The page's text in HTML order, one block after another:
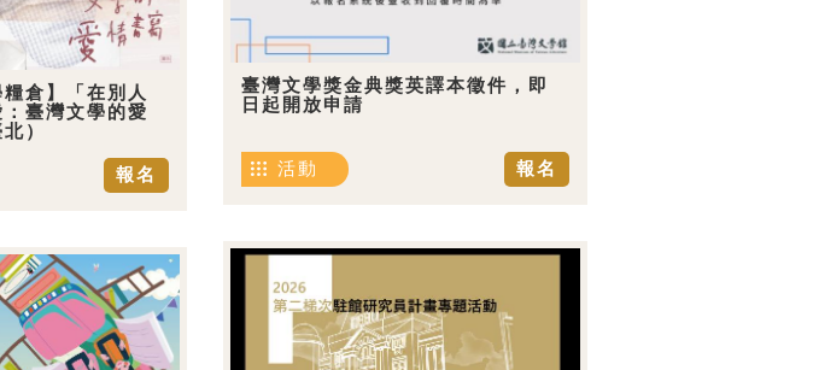
糧倉】「在別人
臺灣文學的愛
）
報名
臺灣文學獎金典獎英譯本徵件，即
日起開放申請
報名
活動